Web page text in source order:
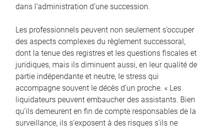
dans l’administration d’une succession.
Les professionnels peuvent non seulement s’occuper
des aspects complexes du règlement successoral,
dont la tenue des registres et les questions fiscales et
juridiques, mais ils diminuent aussi, en leur qualité de
partie indépendante et neutre, le stress qui
accompagne souvent le décès d’un proche. « Les
liquidateurs peuvent embaucher des assistants. Bien
qu’ils demeurent en fin de compte responsables de la
surveillance, ils s’exposent à des risques s’ils ne